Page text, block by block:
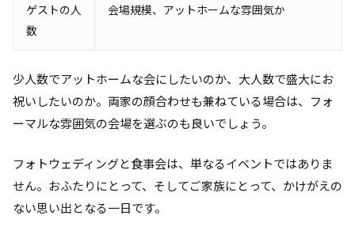
ゲストの人
数
会場規模、アットホームな雰囲気か
少人数でアットホームな会にしたいのか、大人数で盛大にお
祝いしたいのか。両家の顔合わせも兼ねている場合は、フォ
ーマルな雰囲気の会場を選ぶのも良いでしょう。
フォトウェディングと食事会は、単なるイベントではありま
せん。おふたりにとって、そしてご家族にとって、かけがえの
ない思い出となる一日です。